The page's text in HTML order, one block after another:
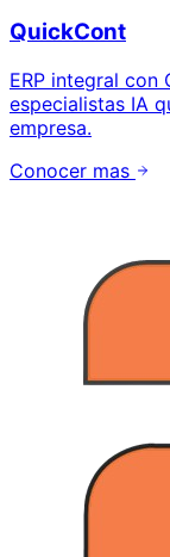
QuickCont
ERP integral con
especialistas IA
empresa.
Conocer mas